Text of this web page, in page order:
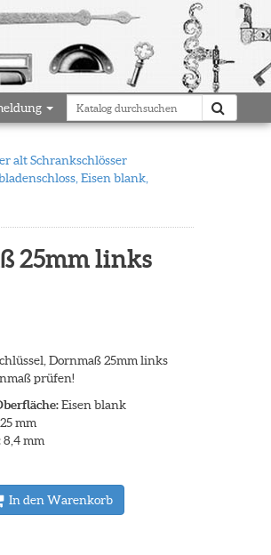
alt Schrankschlösser
Eisen blank,
25mm links
Dornmaß 25mm links
prüfen!
Eisen blank
mm
8,4 mm
In den Warenkorb